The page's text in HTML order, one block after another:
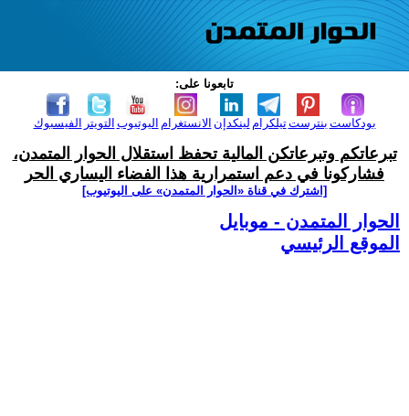
تابعونا على:
الفيسبوك التويتر اليوتيوب الانستغرام لينكدإن تيلكرامبنترست بودكاست
تبرعاتكم وتبرعاتكن المالية تحفظ استقلال الحوار المتمدن،
فشاركونا في دعم استمرارية هذا الفضاء اليساري الحر
[اشترك في قناة ‫«الحوار المتمدن» على اليوتيوب]
الحوار المتمدن - موبايل
الموقع الرئيسي